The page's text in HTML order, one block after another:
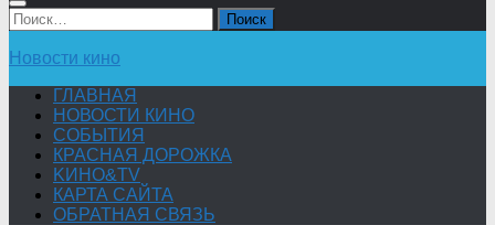
Найти:
Новости кино
ГЛАВНАЯ
НОВОСТИ КИНО
СОБЫТИЯ
КРАСНАЯ ДОРОЖКА
KИНО&TV
КАРТА САЙТА
ОБРАТНАЯ СВЯЗЬ